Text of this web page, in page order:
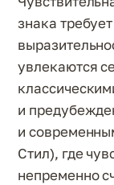
знака
увлекаются
и
и
Стил), где
непременно